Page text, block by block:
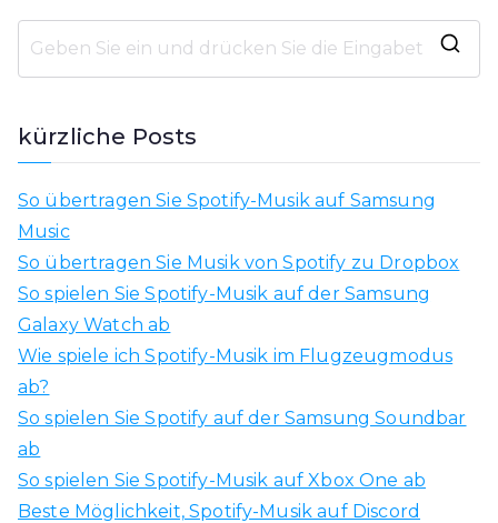
kürzliche Posts
So übertragen Sie Spotify-Musik auf Samsung
Music
So übertragen Sie Musik von Spotify zu Dropbox
So spielen Sie Spotify-Musik auf der Samsung
Galaxy Watch ab
Wie spiele ich Spotify-Musik im Flugzeugmodus
ab?
So spielen Sie Spotify auf der Samsung Soundbar
ab
So spielen Sie Spotify-Musik auf Xbox One ab
Beste Möglichkeit, Spotify-Musik auf Discord